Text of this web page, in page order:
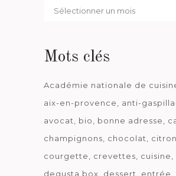
Par
Mots clés
Académie nationale de
aix-en-provence
anti-
avocat
bio bonne adresse
champignons
chocolat
citron
courgette
crevettes cuisine
degusta box
dessert entrée